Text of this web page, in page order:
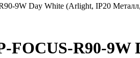
9W Day White (Arlight, IP20
FOCUS-R90-